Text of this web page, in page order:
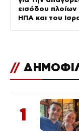
εισόδου πλοίων
ΗΠΑ και του
//
1